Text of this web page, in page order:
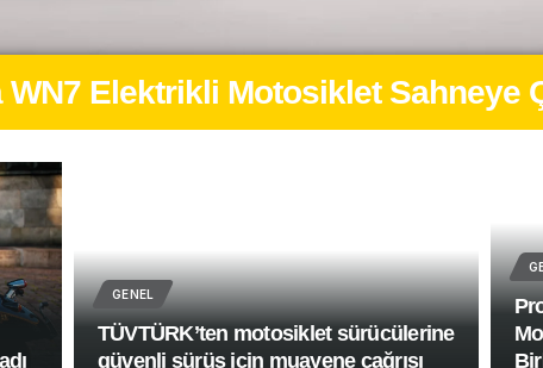
MT-07 Türkiye’de Satışa
GENEL
TÜVTÜRK’ten motosiklet sürücülerine
güvenli sürüş için muayene çağrısı